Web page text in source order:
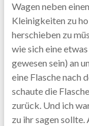
Wagen neben
Kleinigkeiten zu
herschieben zu
wie sich eine
gewesen sein) an
eine Flasche nach
schaute die
zurück. Und ich
zu ihr sagen sollte.